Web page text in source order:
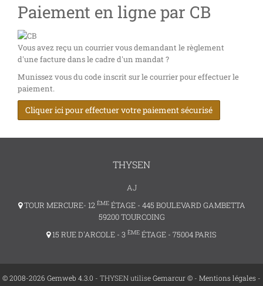
Paiement en ligne par CB
Vous avez reçu un courrier vous demandant le règlement
d'une facture dans le cadre d'un mandat ?
Munissez vous du code inscrit sur le courrier pour effectuer le
paiement.
Cliquer ici pour effectuer votre paiement sécurisé
THYSEN
AJ
TOUR MERCURE- 12 ÈMEÉTAGE - 445 BOULEVARD GAMBETTA
59200 TOURCOING
15 RUE D'ARCOLE - 3 ÈME ÉTAGE - 75004 PARIS
© 2008-2026 Gemweb 4.3.0 - THYSEN utiliseGemarcur © - Mentions légales -